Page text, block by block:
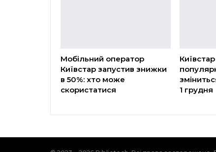
Мобільний оператор
Київстар запустив знижки
в 50%: хто може
скористатися
1 грудня